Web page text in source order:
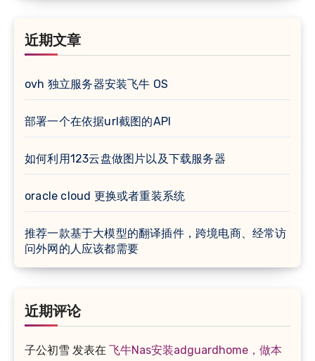
近期文章
ovh 独立服务器安装飞牛 OS
部署一个在依据url截图的API
如何利用123云盘做图片以及下载服务器
oracle cloud 更换或者重装系统
推荐一款基于大模型的翻译插件，跨境电商、经常访
问外网的人应该都需要
近期评论
子公初雪 发表在 飞牛Nas安装adguardhome，做本